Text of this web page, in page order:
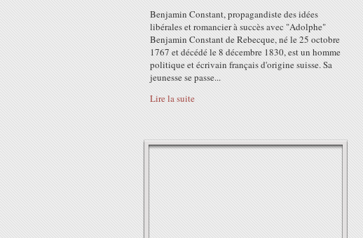
Benjamin Constant, propagandiste des idées
libérales et romancier à succès avec "Adolphe"
Benjamin Constant de Rebecque, né le 25 octobre
1767 et décédé le 8 décembre 1830, est un homme
politique et écrivain français d'origine suisse. Sa
jeunesse se passe...
Lire la suite